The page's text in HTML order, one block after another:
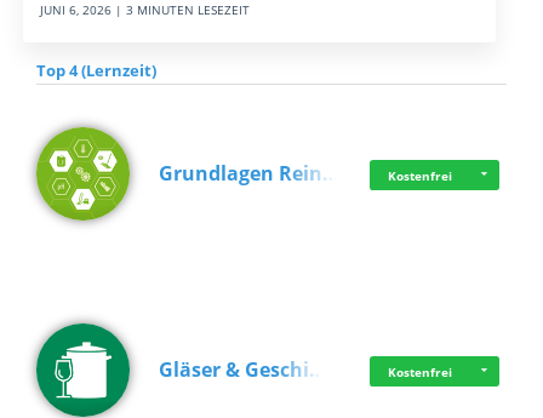
JUNI 6, 2026 | 3 MINUTEN LESEZEIT
Top 4 (Lernzeit)
Grundlagen Rein… Kostenfrei
Gläser & Geschi… Kostenfrei